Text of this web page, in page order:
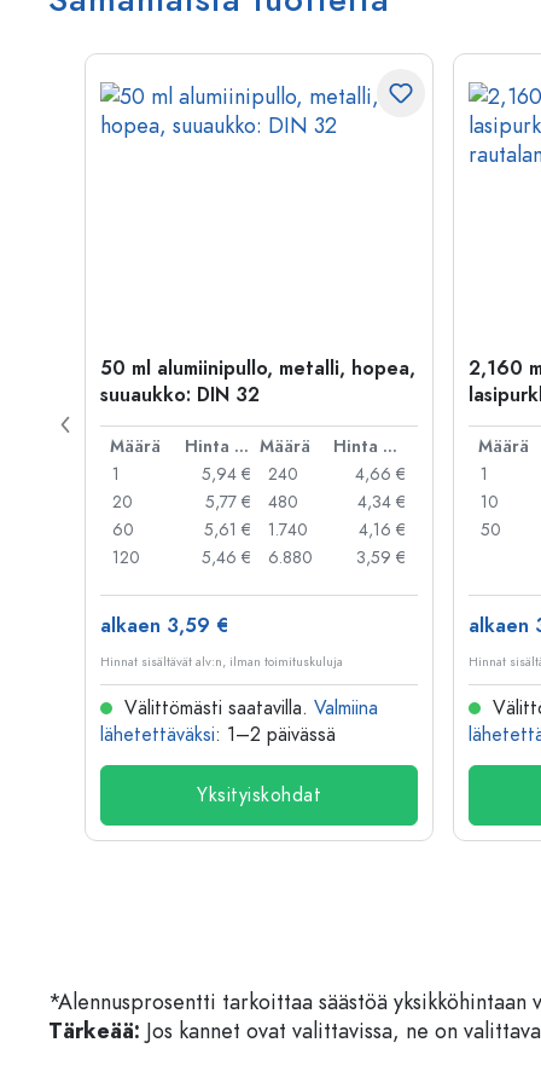
50 ml alumiinipullo, metalli, hopea,
suuaukko: DIN 32
Määrä Hinta per kpl Määrä
Hinta per kpl
1
5,94 €
20
5,77 €
60
5,61 €
120
5,46 €
240
4,66 €
480
4,34 €
1.740
4,16 €
6.880
3,59 €
alkaen 3,59 €
Hinnat sisältävät alv:n, ilman toimituskuluja
Välittömästi saatavilla. Valmiina
lähetettäväksi: 1–2 päivässä
Yksityiskohdat
2,160
Määrä
1
10
50
alkaen
Hinnat
*Alennusprosentti tarkoittaa säästöä yksikköhintaan
Tärkeää: Jos kannet ovat valittavissa, ne on